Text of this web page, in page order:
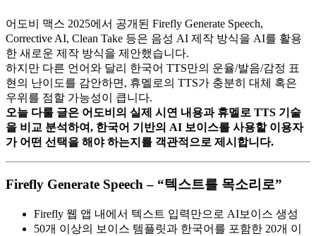
어도비 맥스 2025에서 공개된 Firefly Generate Speech,
Corrective AI, Clean Take 등은 음성 AI 제작 방식을 AI를 활용
한 새로운 제작 방식을 제안했습니다.
하지만 다른 언어와 달리 한국어 TTS만의 운율/발음/감정 표
현의 난이도를 감안하면, 휴멜로의 TTS가 충분히 대체 혹은
우위를 점할 가능성이 큽니다.
오늘 다룰 글은 어도비의 실제 시연 내용과 휴멜로 TTS 기술
을 비교 분석하여, 한국어 기반의 AI 보이스를 사용할 이용자
가 어떤 선택을 해야 하는지를 객관적으로 제시합니다.
Firefly Generate Speech – “텍스트를 목소리로”
Firefly 웹 앱 내에서 텍스트 입력만으로 AI보이스 생성
50개 이상의 보이스 템플릿과 한국어를 포함한 20개 이